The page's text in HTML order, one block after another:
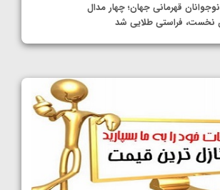
قهرمانی جهان؛ چهار مدال
نخست، فراستی طلایی شد
جهان؛ رقبای نمایندگان
شدند